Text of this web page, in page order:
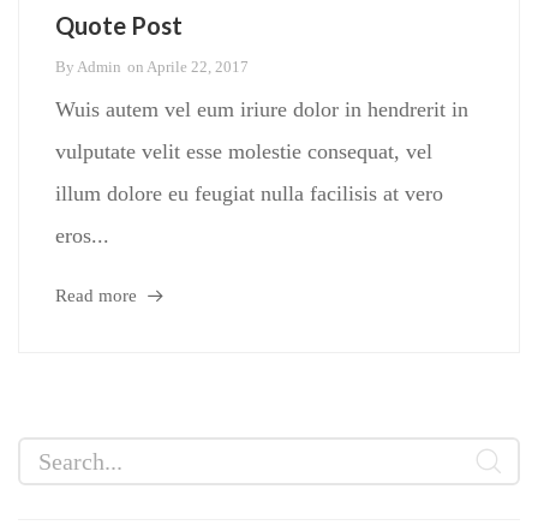
Quote Post
By Admin on Aprile 22, 2017
Wuis autem vel eum iriure dolor in hendrerit in
vulputate velit esse molestie consequat, vel
illum dolore eu feugiat nulla facilisis at vero
eros...
Read more